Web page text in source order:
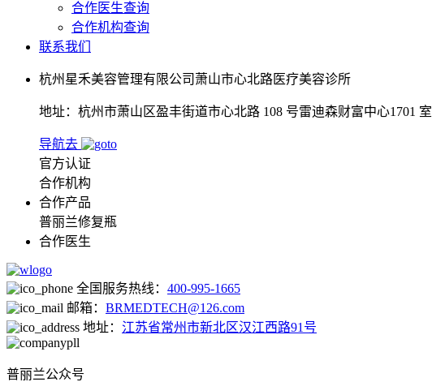
合作医生查询
合作机构查询
联系我们
杭州星禾美容管理有限公司萧山市心北路医疗美容诊所
地址：杭州市萧山区盈丰街道市心北路 108 号雷迪森财富中心1701 室
导航去
官方认证
合作机构
合作产品
普丽兰修复瓶
合作医生
全国服务热线： 400-995-1665
邮箱： BRMEDTECH@126.com
地址： 江苏省常州市新北区汉江西路91号
普丽兰公众号